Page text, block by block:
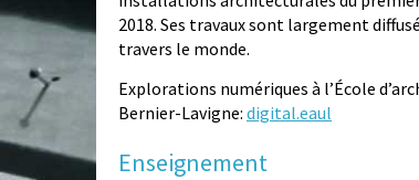
2018. Ses travaux sont largement
travers le monde.
Explorations numériques à l’École
Bernier-Lavigne: digital.eaul
Enseignement